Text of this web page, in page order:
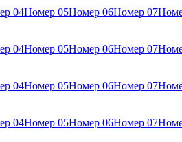
04Номер 05Номер 06Номер 07
04Номер 05Номер 06Номер 07
04Номер 05Номер 06Номер 07
04Номер 05Номер 06Номер 07